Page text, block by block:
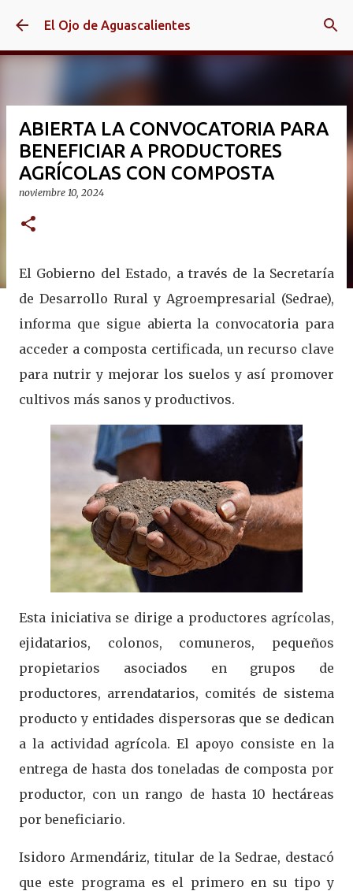
Ir al contenido principal
El Ojo de Aguascalientes
ABIERTA LA CONVOCATORIA PARA
BENEFICIAR A PRODUCTORES
AGRÍCOLAS CON COMPOSTA
noviembre 10, 2024
El Gobierno del Estado, a través de la Secretaría
de Desarrollo Rural y Agroempresarial (Sedrae),
informa que sigue abierta la convocatoria para
acceder a composta certificada, un recurso clave
para nutrir y mejorar los suelos y así promover
cultivos más sanos y productivos.
Esta iniciativa se dirige a productores agrícolas,
ejidatarios, colonos, comuneros, pequeños
propietarios asociados en grupos de
productores, arrendatarios, comités de sistema
producto y entidades dispersoras que se dedican
a la actividad agrícola. El apoyo consiste en la
entrega de hasta dos toneladas de composta por
productor, con un rango de hasta 10 hectáreas
por beneficiario.
Isidoro Armendáriz, titular de la Sedrae, destacó
que este programa es el primero en su tipo y